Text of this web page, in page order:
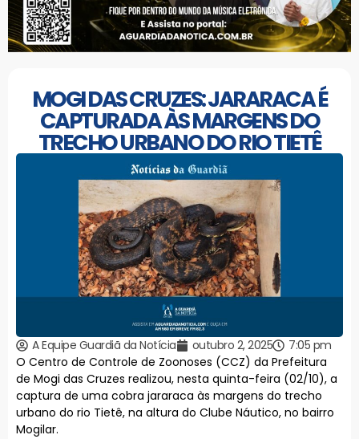
MOGI DAS CRUZES: JARARACA É
CAPTURADA ÀS MARGENS DO
TRECHO URBANO DO RIO TIETÊ
A Equipe Guardiã da Notícia outubro 2, 2025
7:05 pm
O Centro de Controle de Zoonoses (CCZ) da Prefeitura
de Mogi das Cruzes realizou, nesta quinta-feira (02/10), a
captura de uma cobra jararaca às margens do trecho
urbano do rio Tietê, na altura do Clube Náutico, no bairro
Mogilar.